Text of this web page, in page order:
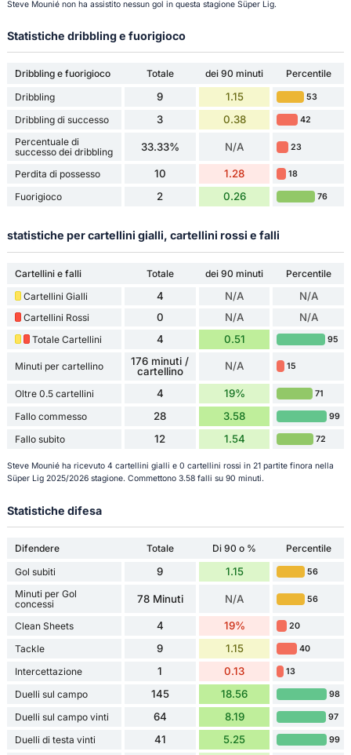
Steve Mounié non ha assistito nessun gol in questa stagione Süper Lig.
Statistiche dribbling e fuorigioco
Dribbling e fuorigioco Totale dei 90 minuti
Percentile
Dribbling
9 1.15 53
Dribbling di successo 3 0.38 42
Percentuale di
successo dei dribbling
33.33% N/A 23
Perdita di possesso 10 1.28 18
Fuorigioco 2 0.26 76
statistiche per cartellini gialli, cartellini rossi e falli
Cartellini e falli Totale dei 90 minuti
Percentile
Cartellini Gialli
4 N/A N/A
Cartellini Rossi 0 N/A N/A
Totale Cartellini 4 0.51 95
Minuti per cartellino
176 minuti /
cartellino
N/A 15
Oltre 0.5 cartellini 4 19% 71
Fallo commesso 28 3.58 99
Fallo subito 12 1.54 72
Steve Mounié ha ricevuto 4 cartellini gialli e 0 cartellini rossi in 21 partite finora nella
Süper Lig 2025/2026 stagione. Commettono 3.58 falli su 90 minuti.
Statistiche difesa
Difendere Totale Di 90 o %
Percentile
Gol subiti
9 1.15 56
Minuti per Gol
concessi
78 Minuti N/A 56
Clean Sheets 4 19% 20
Tackle 9 1.15 40
Intercettazione 1 0.13 13
Duelli sul campo 145 18.56 98
Duelli sul campo vinti 64 8.19 97
Duelli di testa vinti 41 5.25 99